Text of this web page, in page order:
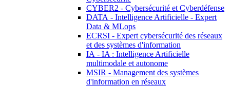
CYBER2 - Cybersécurité et Cyberdéfense
DATA - Intelligence Artificielle - Expert
Data & MLops
ECRSI - Expert cybersécurité des réseaux
et des systèmes d'information
IA - IA : Intelligence Artificielle
multimodale et autonome
MSIR - Management des systèmes
d'information en réseaux